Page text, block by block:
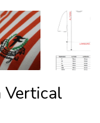
Vertical